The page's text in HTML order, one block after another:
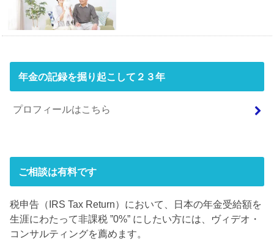
年金の記録を掘り起こして２３年
プロフィールはこちら
ご相談は有料です
税申告（IRS Tax Return）において、日本の年金受給額を
生涯にわたって非課税 ”0%” にしたい方には、ヴィデオ・
コンサルティングを薦めます。